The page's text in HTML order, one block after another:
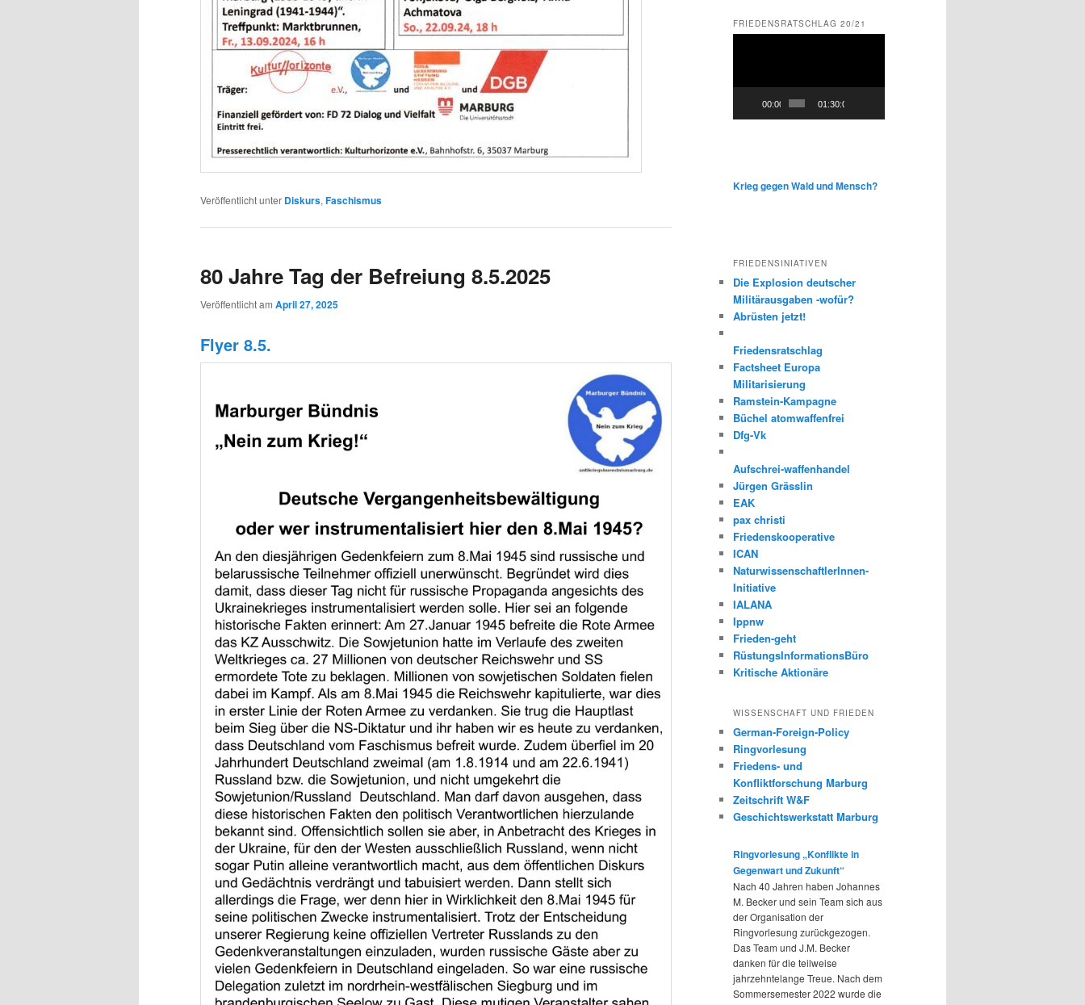
Veröffentlicht unter Diskurs, Faschismus
80 Jahre Tag der Befreiung 8.5.2025
Veröffentlicht am April 27, 2025
Flyer 8.5.
FRIEDENSRATSCHLAG 20/21
00:00 01:30:01
Krieg gegen Wald und Mensch?
FRIEDENSINIATIVEN
Die Explosion deutscher
Militärausgaben -wofür?
Abrüsten jetzt!
Friedensratschlag
Factsheet Europa
Militarisierung
Ramstein-Kampagne
Büchel atomwaffenfrei
Dfg-Vk
Aufschrei-waffenhandel
Jürgen Grässlin
EAK
pax christi
Friedenskooperative
ICAN
NaturwissenschaftlerInnen-
Initiative
IALANA
Ippnw
Frieden-geht
RüstungsInformationsBüro
Kritische Aktionäre
WISSENSCHAFT UND FRIEDEN
German-Foreign-Policy
Ringvorlesung
Friedens- und
Konfliktforschung Marburg
Zeitschrift W&F
Geschichtswerkstatt Marburg
Ringvorlesung „Konflikte in
Gegenwart und Zukunft“
Nach 40 Jahren haben Johannes
M. Becker und sein Team sich aus
der Organisation der
Ringvorlesung zurückgezogen.
Das Team und J.M. Becker
danken für die teilweise
jahrzehntelange Treue. Nach dem
Sommersemester 2022 wurde die